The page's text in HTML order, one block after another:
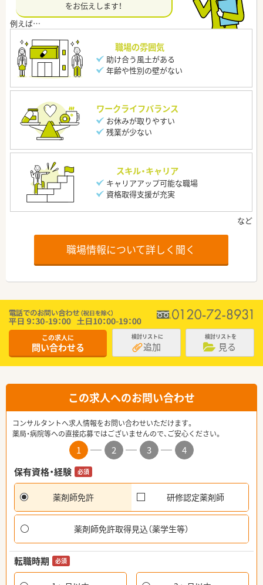
をお伝えします！
職場の雰囲気
助け合う風土がある
年齢や性別の壁がない
ワークライフバランス
お休みが取りやすい
残業が少ない
スキル・キャリア
キャリアアップ可能な職場
資格取得支援が充実
職場情報について詳しく聞く
この求人に
問い合わせる
検討リストに
追加
検討リストを
見る
この求人へのお問い合わせ
コンサルタントへ求人情報をお問い合わせいただけます。
薬局・病院等への直接応募ではございませんので、ご安心ください。
1 2 3
4
保有資格・経験
必須
薬剤師免許 研修認定薬剤師
薬剤師免許取得見込（薬学生等）
転職時期 必須